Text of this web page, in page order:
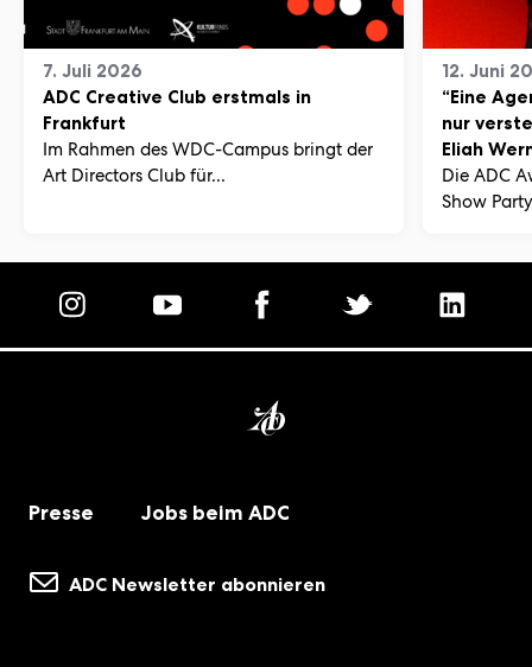
7. Juli 2026
ADC Creative Club erstmals in
Frankfurt
Im Rahmen des WDC-Campus bringt der
Art Directors Club für...
12. Juni
“Eine
nur
Eliah
Die ADC
Show
Homepage
Presse Jobs beim ADC
ADC Newsletter abonnieren